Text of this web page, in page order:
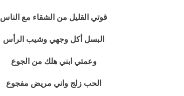
قوتي القليل من الشقاء مع الناس
البسل أكل وجهي وشيب الرأس
وعمتي ابني هلك من الجوع
الحب زلج واني مريض مفجوع